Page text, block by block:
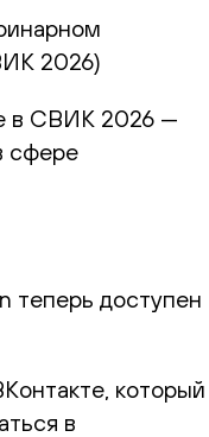
2026)
в СВИК 2026 —
сфере
теперь доступен
который
в